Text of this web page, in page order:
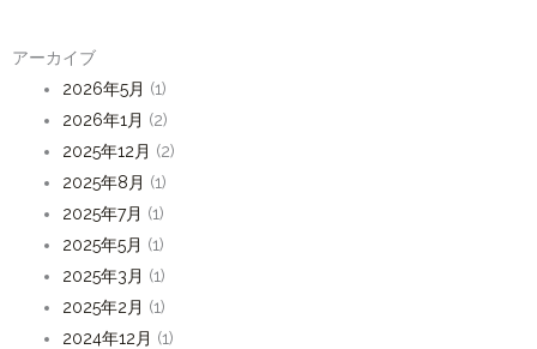
アーカイブ
2026年5月 (1)
2026年1月 (2)
2025年12月 (2)
2025年8月 (1)
2025年7月 (1)
2025年5月 (1)
2025年3月 (1)
2025年2月 (1)
2024年12月 (1)